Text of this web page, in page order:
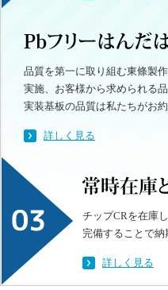
品質を第一に取り組む東條製
実施、お客様から求められる
実装基板の品質は私たちがお約
詳しく見る
チップCRを在庫
完備することで納
詳しく見る